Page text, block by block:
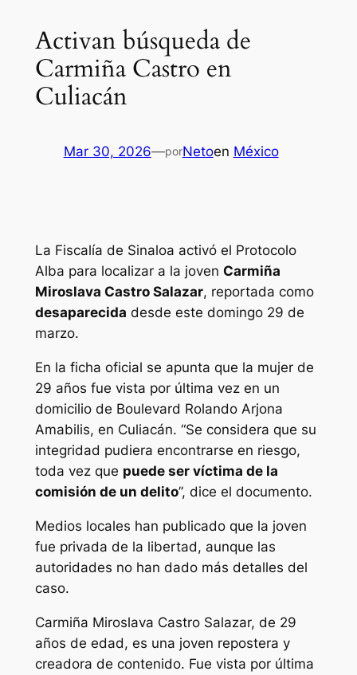
Activan búsqueda de
Carmiña Castro en
Culiacán
Mar 30, 2026—porNetoen México
La Fiscalía de Sinaloa activó el Protocolo
Alba para localizar a la joven Carmiña
Miroslava Castro Salazar, reportada como
desaparecida desde este domingo 29 de
marzo.
En la ficha oficial se apunta que la mujer de
29 años fue vista por última vez en un
domicilio de Boulevard Rolando Arjona
Amabilis, en Culiacán. “Se considera que su
integridad pudiera encontrarse en riesgo,
toda vez que puede ser víctima de la
comisión de un delito”, dice el documento.
Medios locales han publicado que la joven
fue privada de la libertad, aunque las
autoridades no han dado más detalles del
caso.
Carmiña Miroslava Castro Salazar, de 29
años de edad, es una joven repostera y
creadora de contenido. Fue vista por última